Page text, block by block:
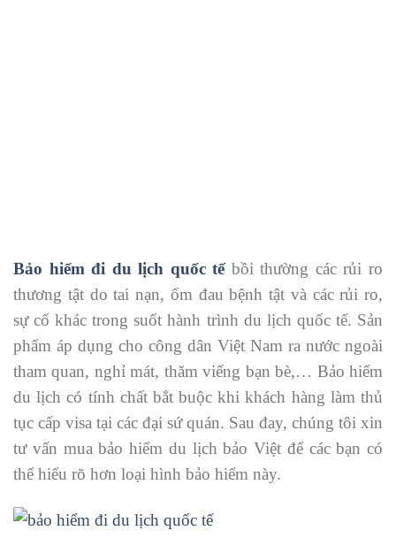
Bảo hiểm đi du lịch quốc tếbồi thường các rủi ro
thương tật do tai nạn, ốm đau bệnh tật và các rủi ro,
sự cố khác trong suốt hành trình du lịch quốc tế. Sản
phẩm áp dụng cho công dân Việt Nam ra nước ngoài
tham quan, nghỉ mát, thăm viếng bạn bè,… Bảo hiểm
du lịch có tính chất bắt buộc khi khách hàng làm thủ
tục cấp visa tại các đại sứ quán. Sau đay, chúng tôi xin
tư vấn mua bảo hiểm du lịch bảo Việt để các bạn có
thể hiểu rõ hơn loại hình bảo hiểm này.